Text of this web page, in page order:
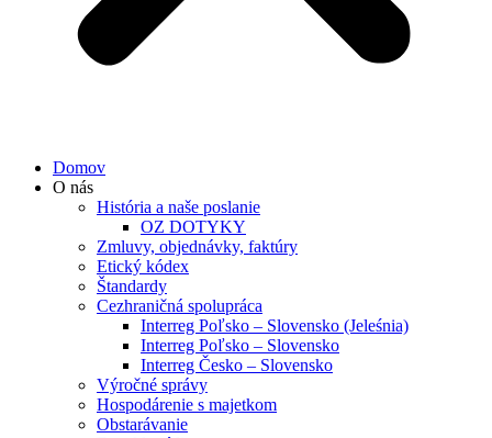
Domov
O nás
História a naše poslanie
OZ DOTYKY
Zmluvy, objednávky, faktúry
Etický kódex
Štandardy
Cezhraničná spolupráca
Interreg Poľsko – Slovensko (Jeleśnia)
Interreg Poľsko – Slovensko
Interreg Česko – Slovensko
Výročné správy
Hospodárenie s majetkom
Obstarávanie